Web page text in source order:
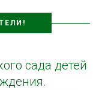
сада детей